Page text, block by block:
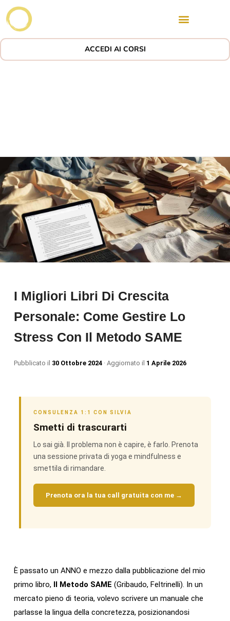
ACCEDI AI CORSI
I Migliori Libri Di Crescita
Personale: Come Gestire Lo
Stress Con Il Metodo SAME
Pubblicato il 30 Ottobre 2024· Aggiornato il 1 Aprile 2026
CONSULENZA 1:1 CON SILVIA
Smetti di trascurarti
Lo sai già. Il problema non è capire, è farlo. Prenota
una sessione privata di yoga e mindfulness e
smettila di rimandare.
Prenota ora la tua call gratuita con me →
È passato un ANNO e mezzo dalla pubblicazione del mio
primo libro, Il Metodo SAME (Gribaudo, Feltrinelli). In un
mercato pieno di teoria, volevo scrivere un manuale che
parlasse la lingua della concretezza, posizionandosi